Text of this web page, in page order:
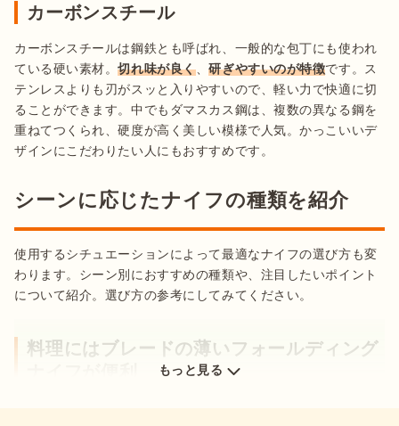
カーボンスチール
カーボンスチールは鋼鉄とも呼ばれ、一般的な包丁にも使われ
ている硬い素材。切れ味が良く、研ぎやすいのが特徴です。ス
テンレスよりも刃がスッと入りやすいので、軽い力で快適に切
ることができます。中でもダマスカス鋼は、複数の異なる鋼を
重ねてつくられ、硬度が高く美しい模様で人気。かっこいいデ
ザインにこだわりたい人にもおすすめです。
シーンに応じたナイフの種類を紹介
使用するシチュエーションによって最適なナイフの選び方も変
わります。シーン別におすすめの種類や、注目したいポイント
料理にはブレードの薄いフォールディング
もっと見る